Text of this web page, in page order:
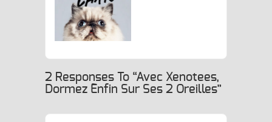
(et Toi Avec) !
Tour De France Des Chats
Brain Magazine
2 Responses To “Avec Xenotees,
Dormez Enfin Sur Ses 2 Oreilles”